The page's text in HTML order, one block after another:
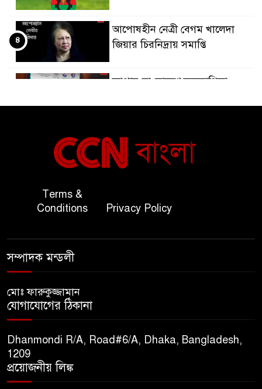
আপোষহীন নেত্রী বেগম খালেদা
জিয়ার চিরনিদ্রায় সমাপ্তি
৪
জাপান-বাংলাদেশ সহযোগিতা
এবং সহ-পররাষ্ট্রমন্ত্রীর সৌজন্য
সাক্ষাৎ
অতিরিক্ত পুলিশ মহাপরিদর্শক
৮
৯
সুমাইয়া হারুন: মিস মাল্টিন্যাশনাল
১০
Terms &
Conditions
Privacy Policy
সম্পাদক মন্ডলী
মোঃ ফারুকুজ্জামান
যোগাযোগের ঠিকানা
Dhanmondi R/A, Road#6/A, Dhaka, Bangladesh,
1209
প্রয়োজনীয় লিঙ্ক